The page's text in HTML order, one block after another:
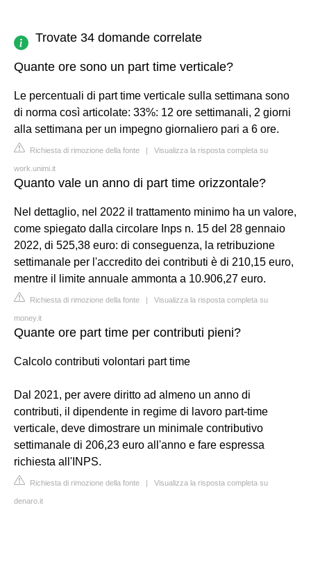
Trovate 34 domande correlate
Quante ore sono un part time verticale?
Le percentuali di part time verticale sulla settimana sono
di norma così articolate: 33%: 12 ore settimanali, 2 giorni
alla settimana per un impegno giornaliero pari a 6 ore.
Richiesta di rimozione della fonte | Visualizza la risposta completa su
work.unimi.it
Quanto vale un anno di part time orizzontale?
Nel dettaglio, nel 2022 il trattamento minimo ha un valore,
come spiegato dalla circolare Inps n. 15 del 28 gennaio
2022, di 525,38 euro: di conseguenza, la retribuzione
settimanale per l'accredito dei contributi è di 210,15 euro,
mentre il limite annuale ammonta a 10.906,27 euro.
Richiesta di rimozione della fonte | Visualizza la risposta completa su
money.it
Quante ore part time per contributi pieni?
Calcolo contributi volontari part time
Dal 2021, per avere diritto ad almeno un anno di
contributi, il dipendente in regime di lavoro part-time
verticale, deve dimostrare un minimale contributivo
settimanale di 206,23 euro all'anno e fare espressa
richiesta all'INPS.
Richiesta di rimozione della fonte | Visualizza la risposta completa su
denaro.it